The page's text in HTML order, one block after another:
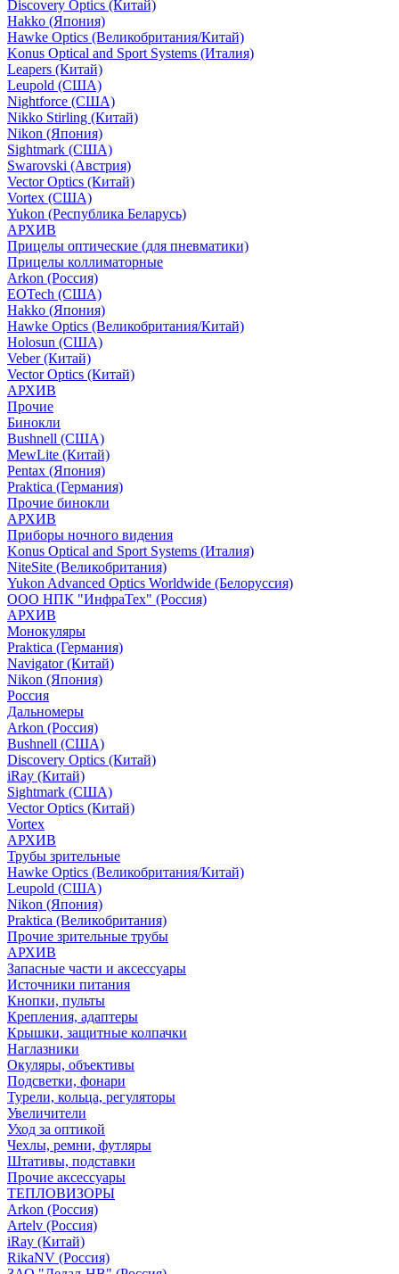
Discovery Optics (Китай)
Hakko (Япония)
Hawke Optics (Великобритания/Китай)
Konus Optical and Sport Systems (Италия)
Leapers (Китай)
Leupold (США)
Nightforce (США)
Nikko Stirling (Китай)
Nikon (Япония)
Sightmark (США)
Swarovski (Австрия)
Vector Optics (Китай)
Vortex (США)
Yukon (Республика Беларусь)
АРХИВ
Прицелы оптические (для пневматики)
Прицелы коллиматорные
Arkon (Россия)
EOTech (США)
Hakko (Япония)
Hawke Optics (Великобритания/Китай)
Holosun (США)
Veber (Китай)
Vector Optics (Китай)
АРХИВ
Прочие
Бинокли
Bushnell (США)
MewLite (Китай)
Pentax (Япония)
Praktica (Германия)
Прочие бинокли
АРХИВ
Приборы ночного видения
Konus Optical and Sport Systems (Италия)
NiteSite (Великобритания)
Yukon Advanced Optics Worldwide (Белоруссия)
ООО НПК "ИнфраТех" (Россия)
АРХИВ
Монокуляры
Praktica (Германия)
Navigator (Китай)
Nikon (Япония)
Россия
Дальномеры
Arkon (Россия)
Bushnell (США)
Discovery Optics (Китай)
iRay (Китай)
Sightmark (США)
Vector Optics (Китай)
Vortex
АРХИВ
Трубы зрительные
Hawke Optics (Великобритания/Китай)
Leupold (США)
Nikon (Япония)
Praktica (Великобритания)
Прочие зрительные трубы
АРХИВ
Запасные части и аксессуары
Источники питания
Кнопки, пульты
Крепления, адаптеры
Крышки, защитные колпачки
Наглазники
Окуляры, объективы
Подсветки, фонари
Турели, кольца, регуляторы
Увеличители
Уход за оптикой
Чехлы, ремни, футляры
Штативы, подставки
Прочие аксессуары
ТЕПЛОВИЗОРЫ
Arkon (Россия)
Artelv (Россия)
iRay (Китай)
RikaNV (Россия)